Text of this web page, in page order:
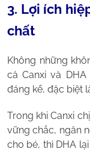
3. Lợi ích
chất
Không những
cả Canxi và
đáng kể, đặc biệt
Trong khi Canxi
vững chắc, ngăn
cho bé, thì DHA